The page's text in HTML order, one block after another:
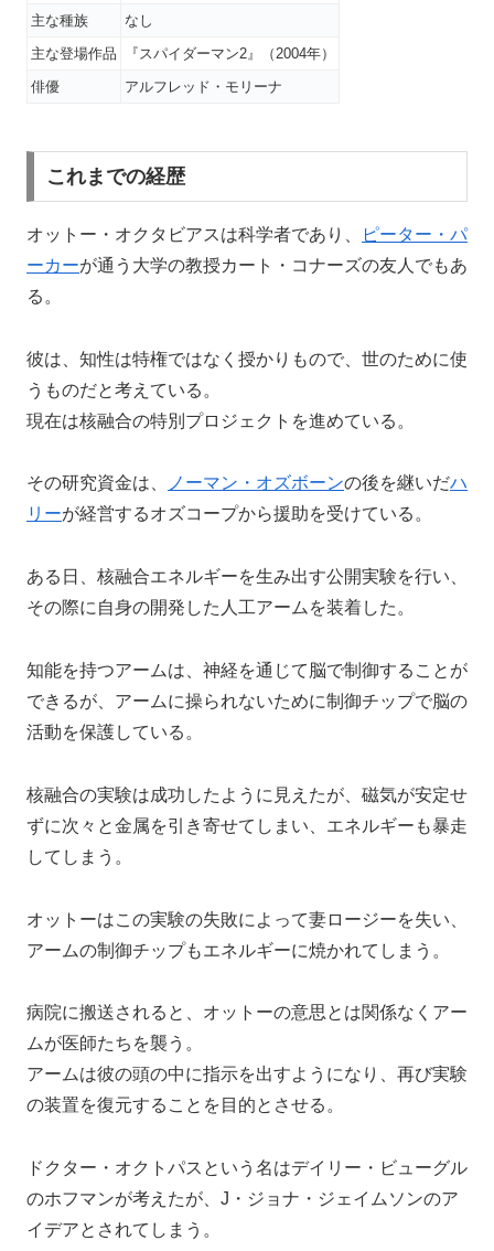
主な種族
なし
主な登場作品
『スパイダーマン2』（2004年）
俳優
アルフレッド・モリーナ
これまでの経歴
オットー・オクタビアスは科学者であり、
ピーター・パ
ーカーが通う大学の教授カート・コナーズの友人でもあ
る。
彼は、知性は特権ではなく授かりもので、世のために使
うものだと考えている。
現在は核融合の特別プロジェクトを進めている。
その研究資金は、 ノーマン・オズボーンの後を継いだハ
リーが経営するオズコープから援助を受けている。
ある日、核融合エネルギーを生み出す公開実験を行い、
その際に自身の開発した人工アームを装着した。
知能を持つアームは、神経を通じて脳で制御することが
できるが、アームに操られないために制御チップで脳の
活動を保護している。
核融合の実験は成功したように見えたが、磁気が安定せ
ずに次々と金属を引き寄せてしまい、エネルギーも暴走
してしまう。
オットーはこの実験の失敗によって妻ロージーを失い、
アームの制御チップもエネルギーに焼かれてしまう。
病院に搬送されると、オットーの意思とは関係なくアー
ムが医師たちを襲う。
アームは彼の頭の中に指示を出すようになり、再び実験
の装置を復元することを目的とさせる。
ドクター・オクトパスという名はデイリー・ビューグル
のホフマンが考えたが、J・ジョナ・ジェイムソンのア
イデアとされてしまう。